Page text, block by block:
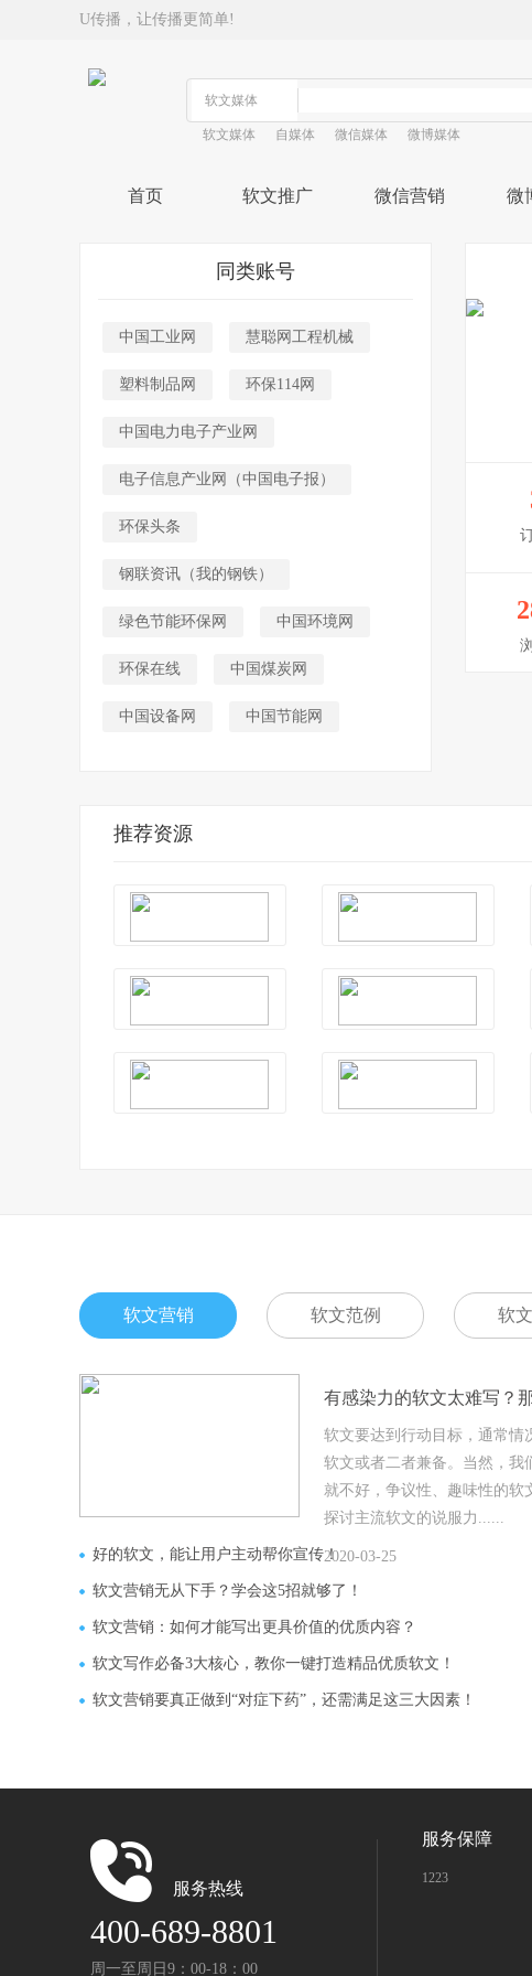
U传播，让传播更简单!
软文媒体 自媒体 微信媒体 微博媒体
首页 软文推广 微信营销 微
同类账号
中国工业网 慧聪网工程机械
塑料制品网 环保114网
中国电力电子产业网
电子信息产业网（中国电子报）
环保头条
钢联资讯（我的钢铁）
绿色节能环保网 中国环境网
环保在线 中国煤炭网
中国设备网 中国节能网
推荐资源
软文营销 软文范例 软
有感染力的软文太难写？
软文要达到行动目标，通常情
软文或者二者兼备。当然，我
就不好，争议性、趣味性的软
探讨主流软文的说服力......
2020-03-25
好的软文，能让用户主动帮你宣传！
软文营销无从下手？学会这5招就够了！
软文营销：如何才能写出更具价值的优质内容？
软文写作必备3大核心，教你一键打造精品优质软文！
软文营销要真正做到“对症下药”，还需满足这三大因素！
服务热线
400-689-8801
周一至周日9：00-18：00
服务保障
1223